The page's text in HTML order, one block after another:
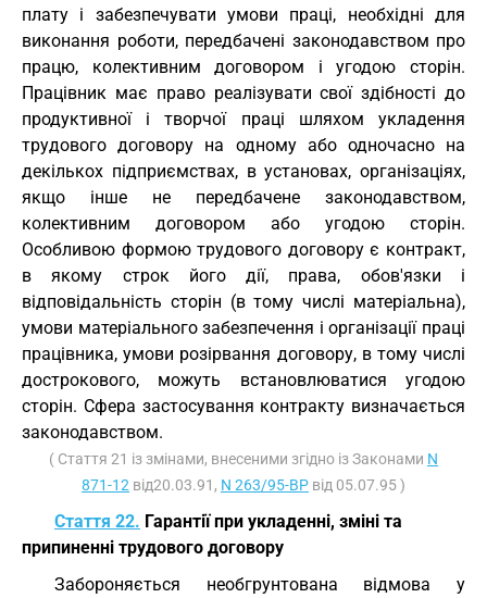
плату і забезпечувати умови праці, необхідні для
виконання роботи, передбачені законодавством про
працю, колективним договором і угодою сторін.
Працівник має право реалізувати свої здібності до
продуктивної і творчої праці шляхом укладення
трудового договору на одному або одночасно на
декількох підприємствах, в установах, організаціях,
якщо інше не передбачене законодавством,
колективним договором або угодою сторін.
Особливою формою трудового договору є контракт,
в якому строк його дії, права, обов'язки і
відповідальність сторін (в тому числі матеріальна),
умови матеріального забезпечення і організації праці
працівника, умови розірвання договору, в тому числі
дострокового, можуть встановлюватися угодою
сторін. Сфера застосування контракту визначається
законодавством.
( Стаття 21 із змінами, внесеними згідно із Законами N
871-12 від20.03.91, N 263/95-ВР від 05.07.95 )
Стаття 22. Гарантії при укладенні, зміні та
припиненні трудового договору
Забороняється необгрунтована відмова у